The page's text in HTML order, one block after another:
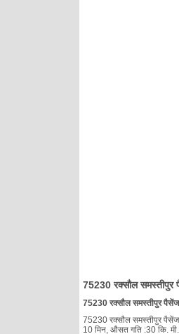
75230 रक्सौल
75230 रक्सौल समस्तीपुर
75230 रक्सौल समस्तीपुर
10 मिन, औसत गति :30 कि.